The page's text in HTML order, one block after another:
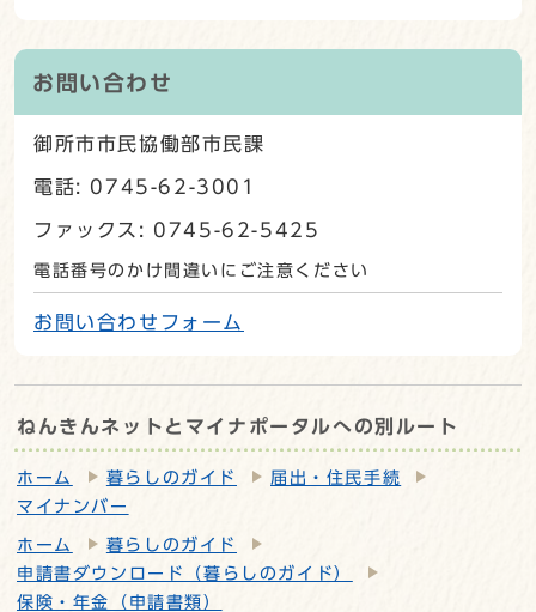
お問い合わせ
御所市市民協働部市民課
電話: 0745-62-3001
ファックス: 0745-62-5425
電話番号のかけ間違いにご注意ください
お問い合わせフォーム
ねんきんネットとマイナポータルへの別ルート
ホーム 暮らしのガイド
届出・住民手続
マイナンバー
ホーム
暮らしのガイド
申請書ダウンロード（暮らしのガイド）
保険・年金（申請書類）